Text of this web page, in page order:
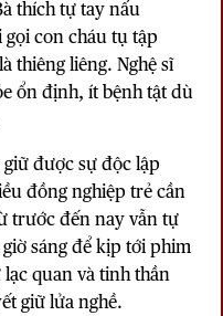
thích tự tay nấu
con cháu tụ tập
thiêng liêng. Nghệ sĩ
ổn định, ít bệnh tật dù
được sự độc lập
đồng nghiệp trẻ cần
trước đến nay vẫn tự
sáng để kịp tới phim
quan và tinh thần
giữ lửa nghề.